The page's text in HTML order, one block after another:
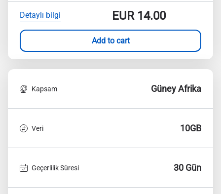
Detaylı bilgi EUR14.00
Add to cart
Kapsam Güney Afrika
Veri 10GB
Geçerlilik Süresi 30 Gün